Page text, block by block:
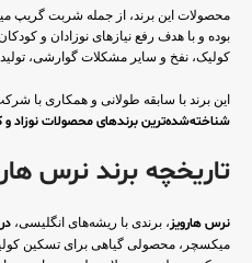
محصولات این برند، از جمله شربت گریپ
بوده و با هدف رفع نیازهای نوزادان و
کولیک، نفخ و سایر مشکلات گوارشی،
این برند با سابقه طولانی و همکاری با
شناخته‌شده‌ترین برندهای محصولات نوزاد و
تاریخچه برند نرس
نرس هارویز ، برندی با ریشه‌های انگلیسی، در
میکسچر، محصولی گیاهی برای تسکین